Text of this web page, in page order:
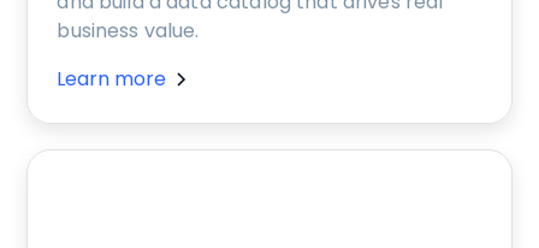
business value.
Learn more